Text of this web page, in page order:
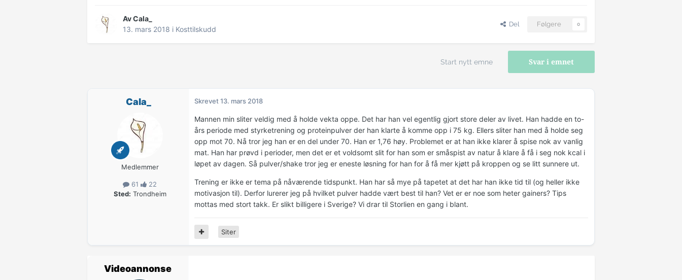
AvCala_
13. mars 2018 i Kosttilskudd
Del Følgere 0
Svar i emnet
Start nytt emne
Cala_
Medlemmer
61
22
Sted: Trondheim
Skrevet13. mars 2018
Mannen min sliter veldig med å holde vekta oppe. Det har han vel egentlig gjort store deler av livet. Han hadde en to-
års periode med styrketrening og proteinpulver der han klarte å komme opp i 75 kg. Ellers sliter han med å holde seg
opp mot 70. Nå tror jeg han er en del under 70. Han er 1,76 høy. Problemet er at han ikke klarer å spise nok av vanlig
mat. Han har prøvd i perioder, men det er et voldsomt slit for han som er småspist av natur å klare å få i seg nok kcal i
løpet av dagen. Så pulver/shake tror jeg er eneste løsning for han for å få mer kjøtt på kroppen og se litt sunnere ut.
Trening er ikke er tema på nåværende tidspunkt. Han har så mye på tapetet at det har han ikke tid til (og heller ikke
motivasjon til). Derfor lurerer jeg på hvilket pulver hadde vært best til han? Vet er er noe som heter gainers? Tips
mottas med stort takk. Er slikt billigere i Sverige? Vi drar til Storlien en gang i blant.
Siter
Videoannonse